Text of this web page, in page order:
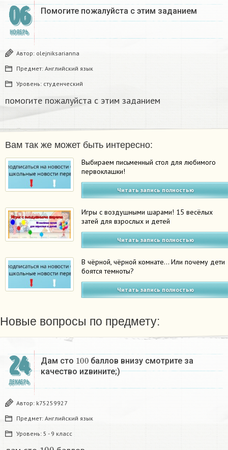
06
НОЯБРЬ
Помогите пожалуйста с этим заданием ​
Автор: olejniksarianna
Предмет: Английский язык
Уровень: студенческий
помогите пожалуйста с этим заданием ​
Вам так же может быть интересно:
Выбираем письменный стол для любимого
первоклашки!
Читать запись полностью
Игры с воздушными шарами! 15 весёлых
затей для взрослых и детей
Читать запись полностью
В чёрной, чёрной комнате… Или почему дети
боятся темноты?
Читать запись полностью
Новые вопросы по предмету:
24
ДЕКАБРЬ
Дам сто 100баллов внизу смотрите за
качество иzвините;)
Автор: k75259927
Предмет: Английский язык
Уровень: 5 - 9 класс
100